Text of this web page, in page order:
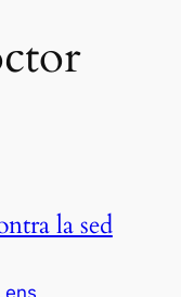
la sed